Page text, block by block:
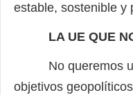
estable, sostenible y
LA UE QUE NO
No queremos
objetivos